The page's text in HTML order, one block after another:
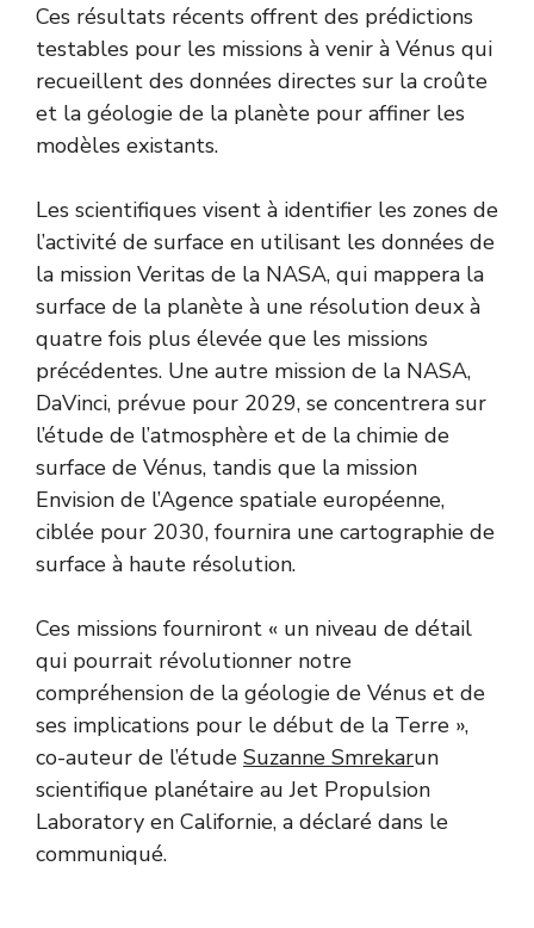
Ces résultats récents offrent des prédictions
testables pour les missions à venir à Vénus qui
recueillent des données directes sur la croûte
et la géologie de la planète pour affiner les
modèles existants.
Les scientifiques visent à identifier les zones de
l’activité de surface en utilisant les données de
la mission Veritas de la NASA, qui mappera la
surface de la planète à une résolution deux à
quatre fois plus élevée que les missions
précédentes. Une autre mission de la NASA,
DaVinci, prévue pour 2029, se concentrera sur
l’étude de l’atmosphère et de la chimie de
surface de Vénus, tandis que la mission
Envision de l’Agence spatiale européenne,
ciblée pour 2030, fournira une cartographie de
surface à haute résolution.
Ces missions fourniront « un niveau de détail
qui pourrait révolutionner notre
compréhension de la géologie de Vénus et de
ses implications pour le début de la Terre »,
co-auteur de l’étude Suzanne Smrekarun
scientifique planétaire au Jet Propulsion
Laboratory en Californie, a déclaré dans le
communiqué.